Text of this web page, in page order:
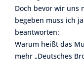
Doch bevor wir uns
begeben muss ich
beantworten:
Warum heißt das
mehr „Deutsches